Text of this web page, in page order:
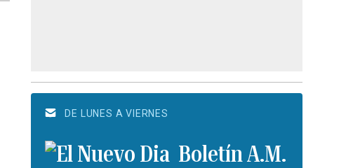
DE LUNES A VIERNES
Boletín A.M.